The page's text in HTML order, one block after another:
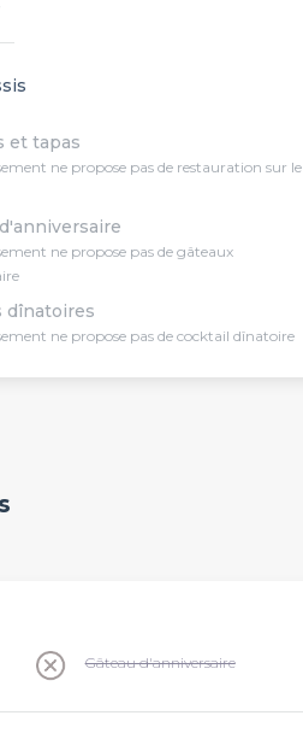
et tapas
ne propose pas de restauration sur le
ne propose pas de gâteaux
dînatoires
ne propose pas de cocktail dînatoire
Gâteau d'anniversaire